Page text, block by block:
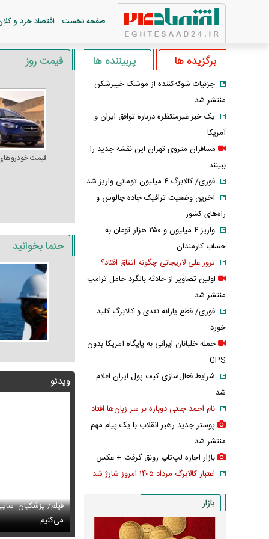
صفحه نخست اقتصاد خرد و
قیمت روز
قیمت
حتما بخوانید
ویدئو
اگر ارز ترجیحی را حذف نمی‌کردیم، قطعاً قحطی
فیلم/ پزشکیان:
می‌کنیم
جدید صابر ابر در فضای مجازی پربازدید شد عکس دیده‌نشده
برگزیده ها پربیننده ها
جزئیات شوکه‌کننده از موشک خیبرشکن
منتشر شد
یک خبر غیرمنتظره درباره توافق ایران و
آمریکا
مسافران متروی تهران این نقشه جدید را
ببینند
فوری/ کالابرگ ۴ میلیون تومانی واریز شد
آخرین وضعیت ترافیک جاده چالوس و
راه‌های کشور
واریز ۴ میلیون و ۲۵۰ هزار تومان به
حساب کارمندان
ترور علی لاریجانی چگونه اتفاق افتاد؟
اولین تصاویر از حادثه بالگرد حامل ترامپ
منتشر شد
فوری/ قطع یارانه نقدی و کالابرگ کلید
خورد
حمله خلبانان ایرانی به پایگاه آمریکا بدون
GPS
شرایط فعال‌سازی کیف پول ایران اعلام
شد
نام احمد جنتی دوباره بر سر زبان‌ها افتاد
پوستر جدید رهبر انقلاب با یک پیام مهم
منتشر شد
بازار اجاره لپ‌تاپ رونق گرفت + عکس
اعتبار کالابرگ مرداد ۱۴۰۵ امروز شارژ شد
بازار